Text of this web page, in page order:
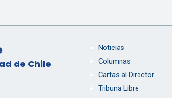
de Chile
Noticias
Columnas
Cartas al Director
Tribuna Libre